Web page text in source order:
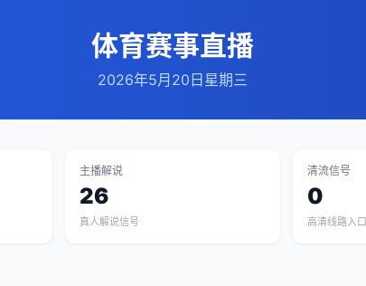
体育赛事直播
2026年5月20日星期三
主播解说
26
真人解说信号
清流信号
0
高清线路入口